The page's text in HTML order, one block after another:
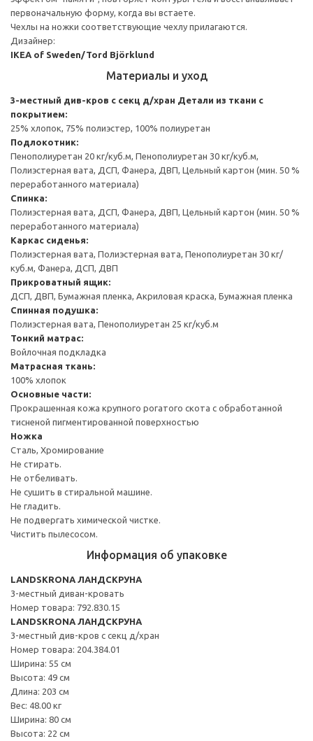
первоначальную форму, когда вы встаете.
Чехлы на ножки соответствующие чехлу прилагаются.
Дизайнер:
IKEA of Sweden/Tord Björklund
Материалы и уход
3-местный див-кров с секц д/хран Детали из ткани с
покрытием:
25% хлопок, 75% полиэстер, 100% полиуретан
Подлокотник:
Пенополиуретан 20 кг/куб.м, Пенополиуретан 30 кг/куб.м,
Полиэстерная вата, ДСП, Фанера, ДВП, Цельный картон (мин. 50 %
переработанного материала)
Спинка:
Полиэстерная вата, ДСП, Фанера, ДВП, Цельный картон (мин. 50 %
переработанного материала)
Каркас сиденья:
Полиэстерная вата, Полиэстерная вата, Пенополиуретан 30 кг/
куб.м, Фанера, ДСП, ДВП
Прикроватный ящик:
ДСП, ДВП, Бумажная пленка, Акриловая краска, Бумажная пленка
Спинная подушка:
Полиэстерная вата, Пенополиуретан 25 кг/куб.м
Тонкий матрас:
Войлочная подкладка
Матрасная ткань:
100% хлопок
Основные части:
Прокрашенная кожа крупного рогатого скота с обработанной
тисненой пигментированной поверхностью
Ножка
Сталь, Хромирование
Не стирать.
Не отбеливать.
Не сушить в стиральной машине.
Не гладить.
Не подвергать химической чистке.
Чистить пылесосом.
Информация об упаковке
LANDSKRONA ЛАНДСКРУНА
3-местный диван-кровать
Номер товара: 792.830.15
LANDSKRONA ЛАНДСКРУНА
3-местный див-кров с секц д/хран
Номер товара: 204.384.01
Ширина: 55 см
Высота: 49 см
Длина: 203 см
Вес: 48.00 кг
Ширина: 80 см
Высота: 22 см